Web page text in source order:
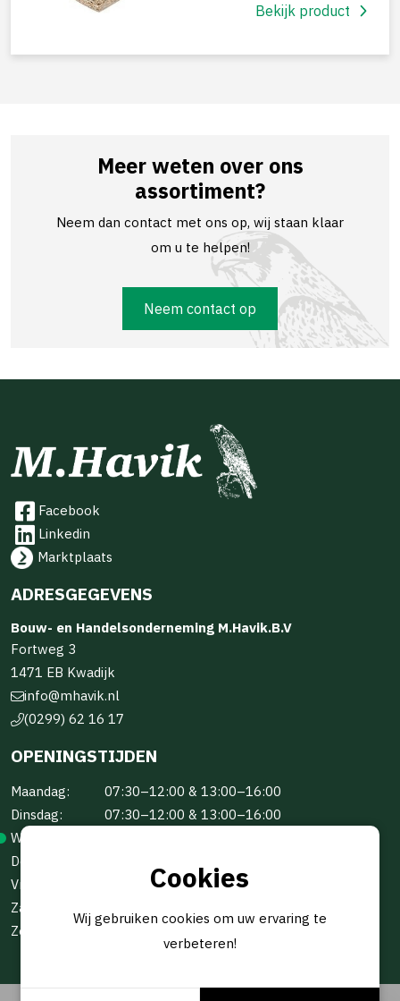
Bekijk product
Meer weten over ons
assortiment?
Neem dan contact met ons op, wij staan klaar
om u te helpen!
Neem contact op
Facebook
Linkedin
Marktplaats
ADRESGEGEVENS
Bouw- en Handelsonderneming M.Havik.B.V
Fortweg 3
1471 EB Kwadijk
info@mhavik.nl
(0299) 62 16 17
OPENINGSTIJDEN
Maandag:
07:30–12:00 & 13:00–16:00
Dinsdag:
07:30–12:00 & 13:00–16:00
Woensdag:
Donderdag:
Vrijdag:
07:30–12:00 & 13:00–16:00
Zaterdag:
Zondag:
Cookies
Wij gebruiken cookies om uw ervaring te
verbeteren!